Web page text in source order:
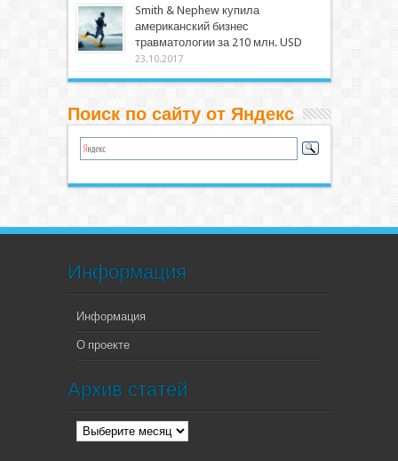
Smith & Nephew купила
американский бизнес
травматологии за 210 млн. USD
23.10.2017
Поиск по сайту от Яндекс
Информация
Информация
О проекте
Архив статей
Архив
статей